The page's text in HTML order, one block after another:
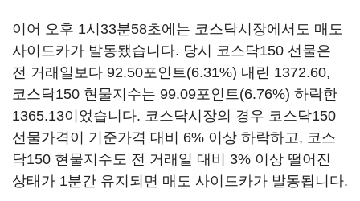
이어 오후 1시33분58초에는 코스닥시장에서도 매도
사이드카가 발동됐습니다. 당시 코스닥150 선물은
전 거래일보다 92.50포인트(6.31%) 내린 1372.60,
코스닥150 현물지수는 99.09포인트(6.76%) 하락한
1365.13이었습니다. 코스닥시장의 경우 코스닥150
선물가격이 기준가격 대비 6% 이상 하락하고, 코스
닥150 현물지수도 전 거래일 대비 3% 이상 떨어진
상태가 1분간 유지되면 매도 사이드카가 발동됩니다.